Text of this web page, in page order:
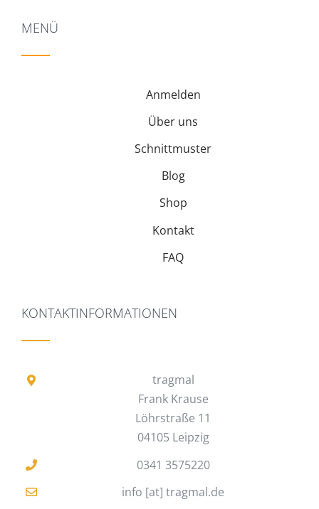
MENÜ
Anmelden
Über uns
Schnittmuster
Blog
Shop
Kontakt
FAQ
KONTAKTINFORMATIONEN
tragmal
Frank Krause
Löhrstraße 11
04105 Leipzig
0341 3575220
info [at] tragmal.de